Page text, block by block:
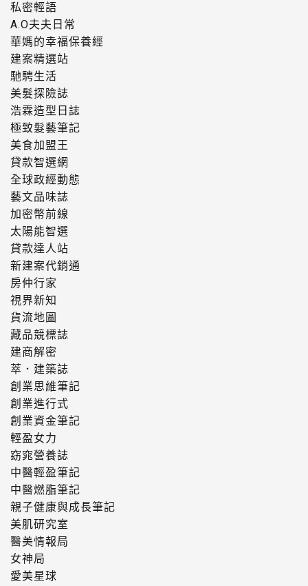
私密輕語
A.O夫夫日常
華媽的幸福保養經
建案精選站
馳騁生活
美髮探險誌
浩霖造型日誌
極致髮藝筆記
美食加盟王
貸款智選網
全球政經動態
藝文品味誌
加密幣前線
太陽能智選
貸款達人站
新建案代銷通
房仲行家
視界新知
貨流地圖
藏品競標誌
建商解密
萃．建築誌
創業思維筆記
創業進行式
創業資金筆記
輕盈女力
窈窕營養誌
中醫輕盈筆記
中醫燃脂筆記
親子健康與成長筆記
美肌研究室
醫美情報局
女神局
愛美星球